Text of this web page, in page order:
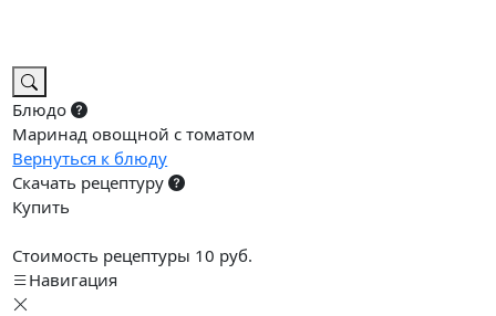
Блюдо
Маринад овощной с томатом
Вернуться к блюду
Скачать рецептуру
Купить
Стоимость рецептуры 10 руб.
Навигация